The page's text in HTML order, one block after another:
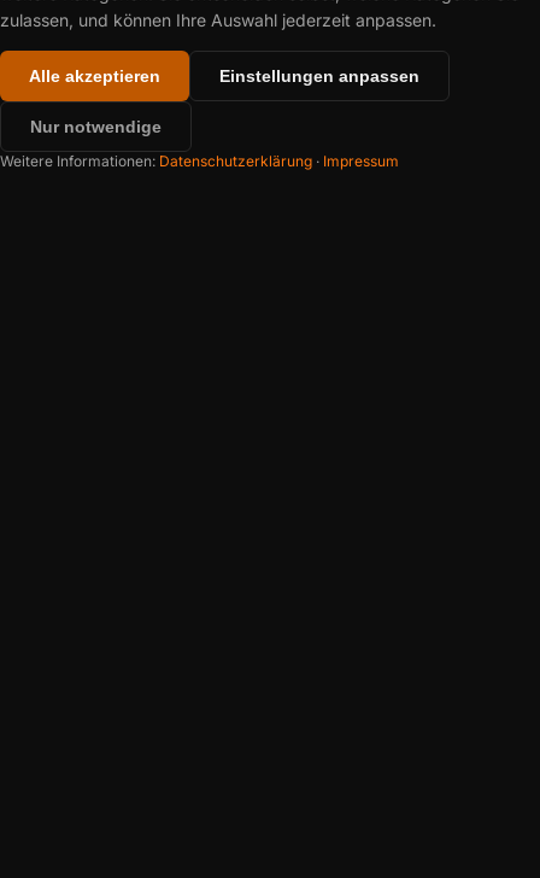
zulassen, und können Ihre Auswahl jederzeit anpassen.
Alle akzeptieren Einstellungen anpassen
Nur notwendige
Weitere Informationen: Datenschutzerklärung · Impressum